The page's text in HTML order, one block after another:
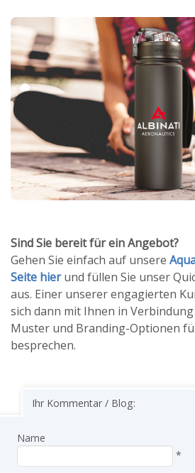
Sind Sie bereit für ein Angebot?
Gehen Sie einfach auf unsere
Seite hierund füllen Sie unser
aus. Einer unserer engagierten
sich dann mit Ihnen in
Muster und Branding-Optionen
besprechen.
Ihr Kommentar / Blog:
Name
*